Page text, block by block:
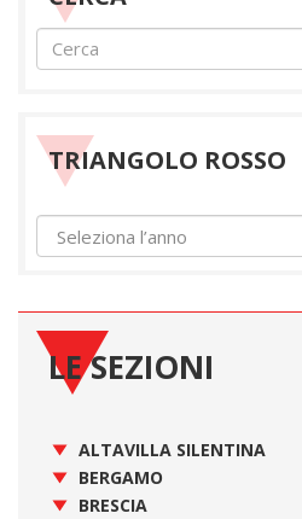
TRIANGOLO ROSSO
LE SEZIONI
ALTAVILLA SILENTINA
BERGAMO
BRESCIA